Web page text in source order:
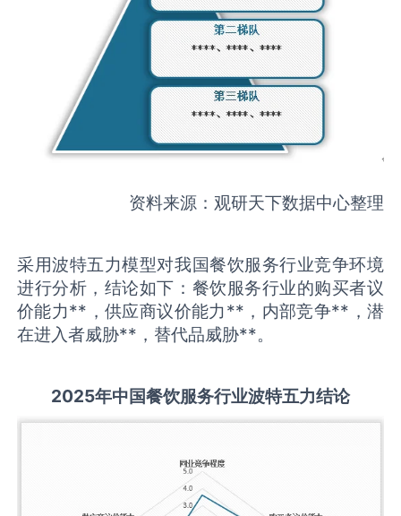
资料来源：观研天下数据中心整理
采用波特五力模型对我国餐饮服务行业竞争环境
进行分析，结论如下：餐饮服务行业的购买者议
价能力**，供应商议价能力**，内部竞争**，潜
在进入者威胁**，替代品威胁**。
2025年中国餐饮服务行业波特五力结论